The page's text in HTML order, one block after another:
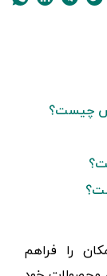
چیست؟
را فراهم